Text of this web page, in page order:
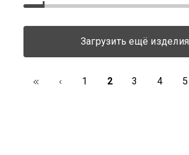
Загрузить ещё изделия
1 2 3 4 5